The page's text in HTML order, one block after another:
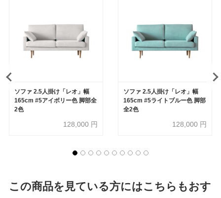
ソファ 2.5人掛け「レオ」幅
165cm #5アイボリー色 脚部全
2色
128,000 円
ソファ 2.5人掛け「レオ」幅
165cm #5ライトブルー色 脚部
全2色
128,000 円
この商品を見ている方にはこちらもおす